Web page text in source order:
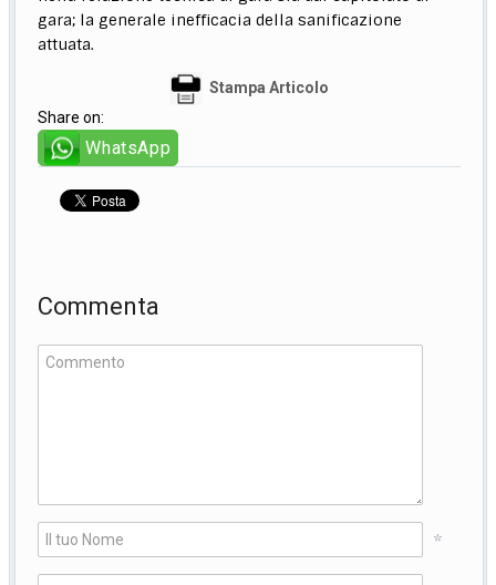
gara; la generale inefficacia della sanificazione
attuata.
Stampa Articolo
Share on:
WhatsApp
Commenta
*